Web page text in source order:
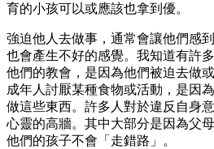
育的小孩可以或應該也拿到優。
強迫他人去做事，通常會讓他們感
也會產生不好的感覺。我知道有許
他們的教會，是因為他們被迫去做
成年人討厭某種食物或活動，是因
做這些東西。許多人對於違反自身
心靈的高牆。其中大部分是因為父
他們的孩子不會「走錯路」。